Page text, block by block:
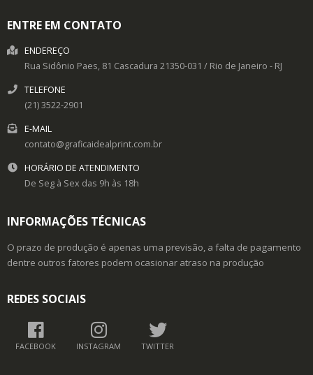
ENTRE EM CONTATO
ENDEREÇO
Rua Sidônio Paes, 81 Cascadura 21350-031 / Rio de Janeiro - RJ
TELEFONE
(21) 3522-2901
E-MAIL
contato@graficaidealprint.com.br
HORÁRIO DE ATENDIMENTO
De Seg à Sex das 9h às 18h
INFORMAÇÕES TÉCNICAS
O prazo de produção é apenas uma previsão, a falta de pagamento
dentre outros fatores podem ocasionar atraso na produção
REDES SOCIAIS
FACEBOOK INSTAGRAM TWITTER